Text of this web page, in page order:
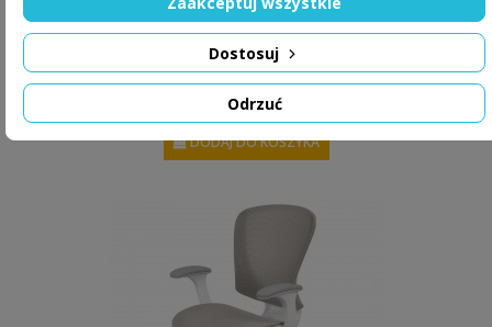
Krzesło obrotowe dla dzieci różowe ergonomiczne
749,00 zł
DODAJ DO KOSZYKA
Odrzuć
Dostosuj